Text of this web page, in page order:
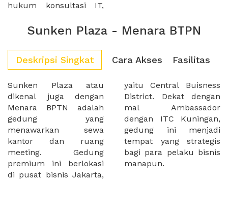
hukum konsultasi IT,
Sunken Plaza - Menara BTPN
Deskripsi Singkat Cara Akses Fasilitas
Sunken Plaza atau
dikenal juga dengan
Menara BPTN adalah
gedung yang
menawarkan sewa
kantor dan ruang
meeting. Gedung
premium ini berlokasi
di pusat bisnis Jakarta,
yaitu Central Buisness
District. Dekat dengan
mal Ambassador
dengan ITC Kuningan,
gedung ini menjadi
tempat yang strategis
bagi para pelaku bisnis
manapun.